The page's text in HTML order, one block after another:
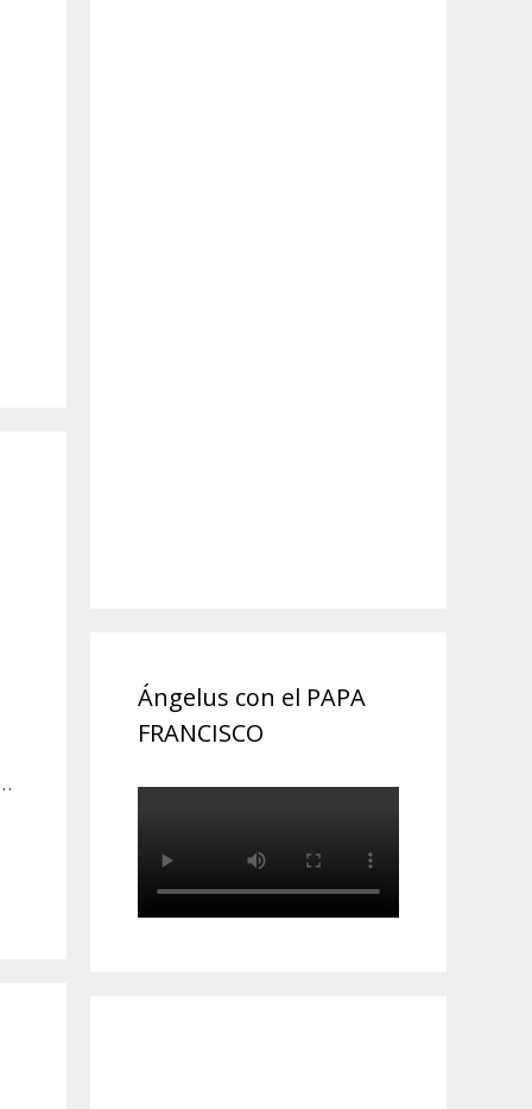
Ángelus con el PAPA
FRANCISCO